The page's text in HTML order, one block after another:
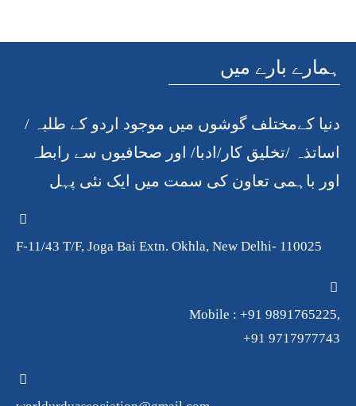
ہمارے بارے میں
دنیا کےمختلف گوشوں میں موجود اردو کے طلبہ /
اساتذہ /تخلیق کار/ادبا/ اور صحافیوں سے رابطہ
اور باہمی تعاون کی سمت میں ایک نئی پہل
F-11/43 T/F, Joga Bai Extn. Okhla, New Delhi- 110025
Mobile : +91 9891765225,
+91 9717977743